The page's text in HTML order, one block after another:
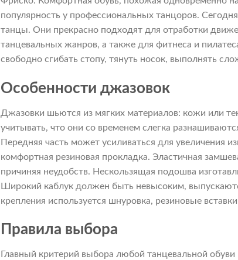
популярность у профессиональных танцоров.
танцы. Они прекрасно подходят для отработки
танцевальных жанров, а также для фитнеса и
свободно сгибать стопу, тянуть носок, выполнять
Особенности джазовок
Джазовки шьются из мягких материалов: кожи или
учитывать, что они со временем слегка
Передняя часть может усиливаться для увеличения
комфортная резиновая прокладка. Эластичная
причиняя неудобств. Нескользящая подошва
Широкий каблук должен быть невысоким,
крепления используется шнуровка, резиновые
Правила выбора
Главный критерий выбора любой танцевальной